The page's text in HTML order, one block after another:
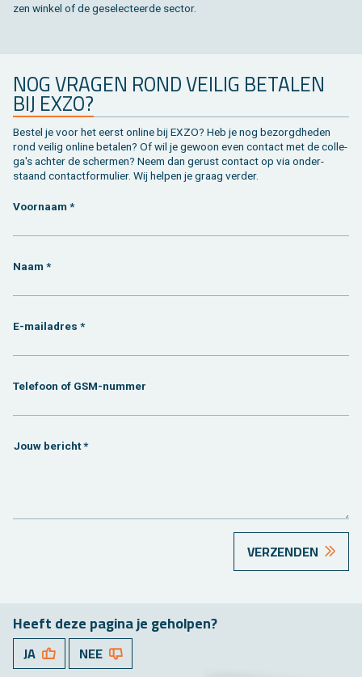
zen win­kel of de ge­se­lec­teer­de sec­tor.
NOG VRA­GEN ROND VEI­LIG BE­TA­LEN
BIJ EXZO?
Be­stel je voor het eerst on­li­ne bij EXZO? Heb je nog be­zorgd­he­den
rond vei­lig on­li­ne be­ta­len? Of wil je ge­woon even con­tact met de col­le­
ga's ach­ter de scher­men? Neem dan ge­rust con­tact op via on­der­
staand con­tact­for­mu­lier. Wij hel­pen je graag ver­der.
Voornaam *
Naam *
E-mailadres *
Telefoon of GSM-nummer
Jouw bericht *
VERZENDEN
Heeft deze pa­gi­na je ge­hol­pen?
JA NEE